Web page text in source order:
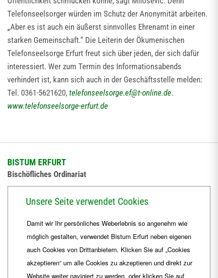
Telefonseelsorger würden im Schutz der Anonymität arbeiten.
„Aber es ist auch ein äußerst sinnvolles Ehrenamt in einer
starken Gemeinschaft.“ Die Leiterin der Ökumenischen
Telefonseelsorge Erfurt freut sich über jeden, der sich dafür
interessiert. Wer zum Termin des Informationsabends
verhindert ist, kann sich auch in der Geschäftsstelle melden:
Tel. 0361-5621620, telefonseelsorge.ef@t-online.de.
www.telefonseelsorge-erfurt.de
BISTUM ERFURT
Bischöfliches Ordinariat
+49 361 6572-444
E-Mail ordinariat@Bistum-Erfurt.de
Unsere Seite verwendet Cookies
Damit wir Ihr persönliches Weberlebnis so angenehm wie
möglich gestalten, verwendet Bistum Erfurt neben eigenen
auch Cookies von Drittanbietern. Klicken Sie auf „Cookies
akzeptieren“ um alle Cookies zu akzeptieren und direkt zur
Website weiter navigiert zu werden, oder klicken Sie auf